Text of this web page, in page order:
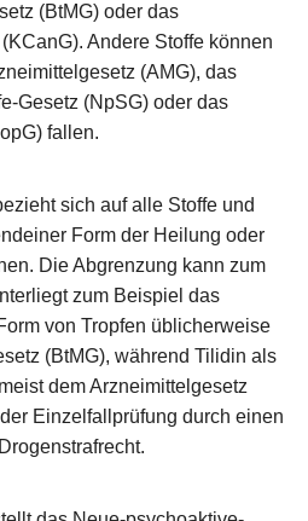
(BtMG) oder das
Andere Stoffe können
(AMG), das
Gesetz (NpSG) oder das
fallen.
sich auf alle Stoffe und
Form der Heilung oder
Die Abgrenzung kann zum
zum Beispiel das
von Tropfen üblicherweise
(BtMG), während Tilidin als
dem Arzneimittelgesetz
Einzelfallprüfung durch einen